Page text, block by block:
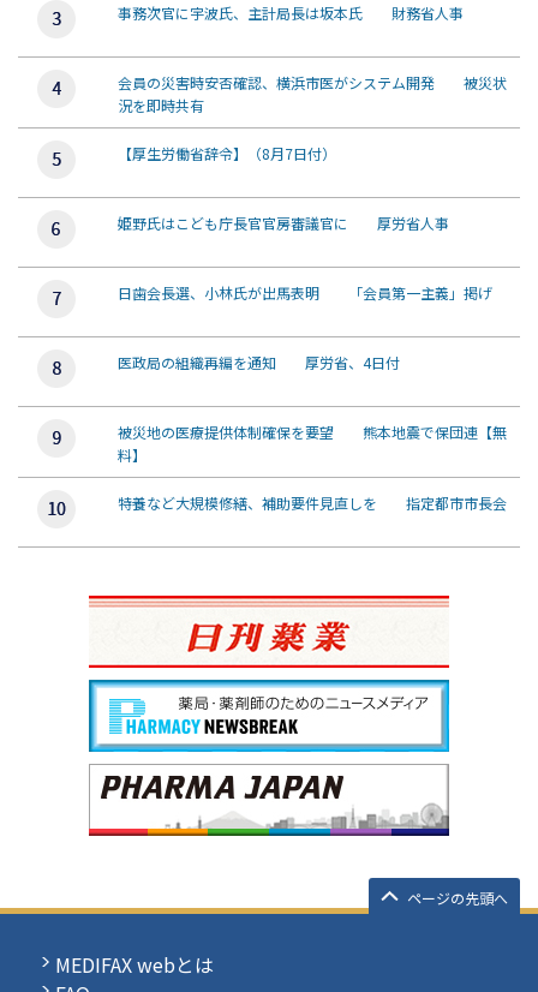
事務次官に宇波氏、主計局長は坂本氏 財務省人事
会員の災害時安否確認、横浜市医がシステム開発 被災状
況を即時共有
【厚生労働省辞令】（8月7日付）
姫野氏はこども庁長官官房審議官に 厚労省人事
日歯会長選、小林氏が出馬表明 「会員第一主義」掲げ
医政局の組織再編を通知 厚労省、4日付
被災地の医療提供体制確保を要望 熊本地震で保団連【無
料】
特養など大規模修繕、補助要件見直しを 指定都市市長会
ページの先頭へ
MEDIFAX webとは